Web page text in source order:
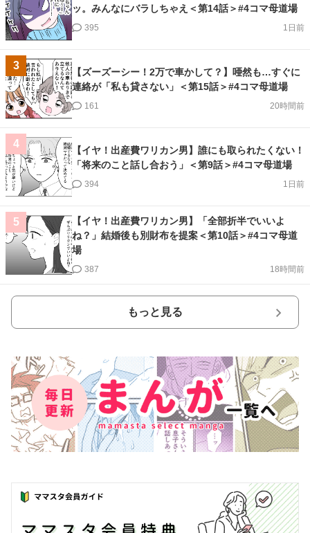
ッ。みんなにバラしちゃえ＜第14話＞#4コマ母道場
1日前
395
3
【ズーズーシー！2万で車かして？】唖然も…すぐに
連絡が「私も貸さない」＜第15話＞#4コマ母道場
20時間前
161
4
【イヤ！出産費ワリカン男】誰にも取られたくない！
「将来のこと話し合おう」＜第9話＞#4コマ母道場
1日前
394
5
【イヤ！出産費ワリカン男】「全部折半でいいよ
ね？」結婚後も別財布を提案＜第10話＞#4コマ母道
場
18時間前
387
もっと見る